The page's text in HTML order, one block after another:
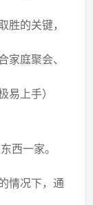
胜的关键，
家庭聚会、
上手）
西一家。
情况下，通